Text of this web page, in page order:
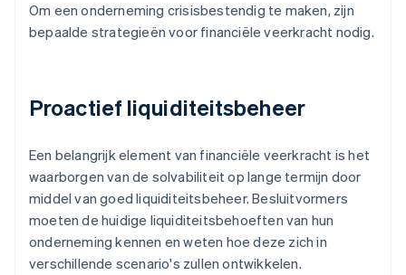
Om een onderneming crisisbestendig te maken, zijn
bepaalde strategieën voor financiële veerkracht nodig.
Proactief liquiditeitsbeheer
Een belangrijk element van financiële veerkracht is het
waarborgen van de solvabiliteit op lange termijn door
middel van goed liquiditeitsbeheer. Besluitvormers
moeten de huidige liquiditeitsbehoeften van hun
onderneming kennen en weten hoe deze zich in
verschillende scenario's zullen ontwikkelen.